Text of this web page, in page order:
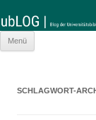
Menü
SCHLAGWORT-